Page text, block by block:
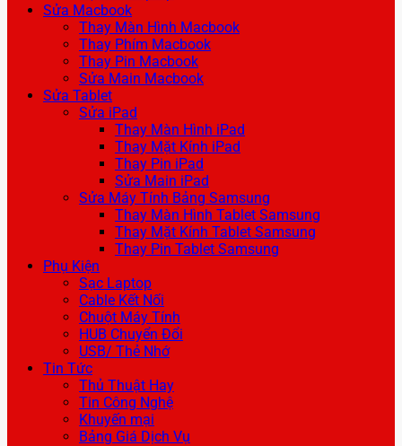
Sửa Macbook
Thay Màn Hình Macbook
Thay Phím Macbook
Thay Pin Macbook
Sửa Main Macbook
Sửa Tablet
Sửa iPad
Thay Màn Hình iPad
Thay Mặt Kính iPad
Thay Pin iPad
Sửa Main iPad
Sửa Máy Tính Bảng Samsung
Thay Màn Hình Tablet Samsung
Thay Mặt Kính Tablet Samsung
Thay Pin Tablet Samsung
Phụ Kiện
Sạc Laptop
Cable Kết Nối
Chuột Máy Tính
HUB Chuyển Đổi
USB/ Thẻ Nhớ
Tin Tức
Thủ Thuật Hay
Tin Công Nghệ
Khuyến mại
Bảng Giá Dịch Vụ